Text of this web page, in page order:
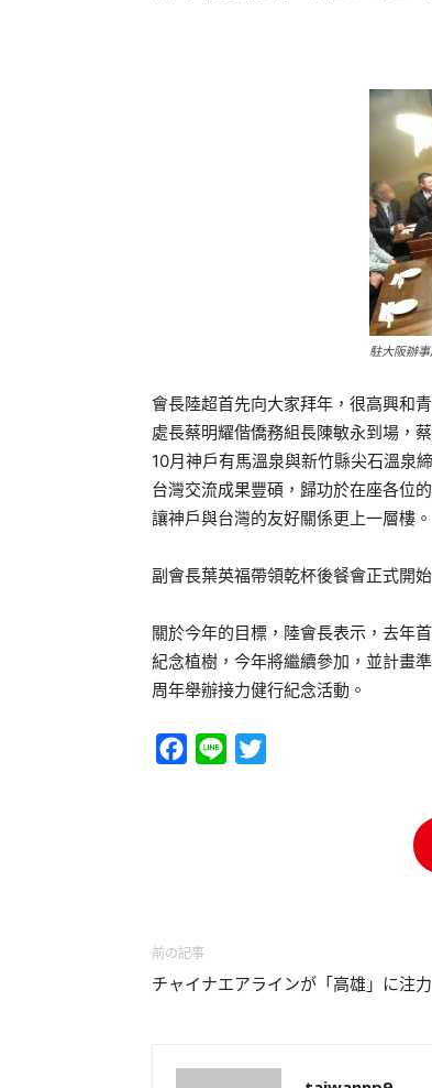
駐大阪辦
會長陸超首先向大家拜年，很高興和
處長蔡明耀偕僑務組長陳敏永到場，
10月神戶有馬溫泉與新竹縣尖石溫泉
台灣交流成果豐碩，歸功於在座各位
讓神戶與台灣的友好關係更上一層樓。
副會長葉英福帶領乾杯後餐會正式開
關於今年的目標，陸會長表示，去年
紀念植樹，今年將繼續參加，並計畫
周年舉辦接力健行紀念活動。
Facebook
Line
前の記事
チャイナエアラインが「高雄」に注力